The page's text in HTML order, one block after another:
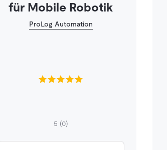
für Mobile Robotik
ProLog Automation
5 (0)